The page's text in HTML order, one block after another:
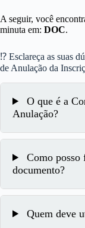
A seguir, você
minuta em: DOC.
⁉ Esclareça as suas
de Anulação da
O que é a
Anulação?
Como posso
documento?
Quem deve